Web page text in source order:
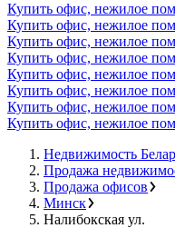
Купить офис, нежилое
Купить офис, нежилое
Купить офис, нежилое
Купить офис, нежилое
Купить офис, нежилое
Купить офис, нежилое
Купить офис, нежилое
Купить офис, нежилое
Недвижимость
Продажа
Продажа офисов
Минск
Налибокская ул.